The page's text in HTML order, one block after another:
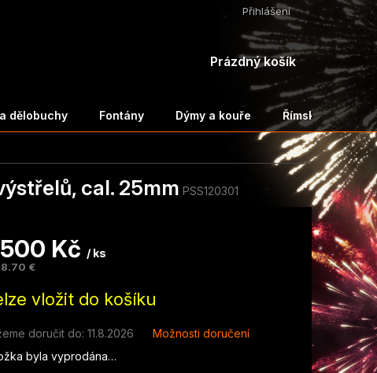
Přihlášení
NÁKUPNÍ
Prázdný košík
dělobuchy Fontány Dýmy a kouře Římské svíce a
cal. 25mm PSS120301
Kč / ks
€
vložit do košíku
doručit do: 11.8.2026
Možnosti doručení
byla vyprodána…